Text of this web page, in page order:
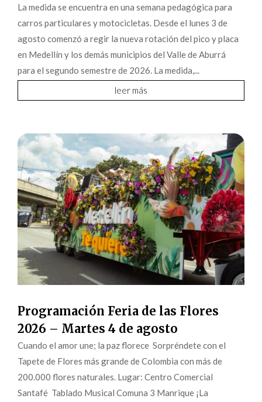
La medida se encuentra en una semana pedagógica para
carros particulares y motocicletas. Desde el lunes 3 de
agosto comenzó a regir la nueva rotación del pico y placa
en Medellín y los demás municipios del Valle de Aburrá
para el segundo semestre de 2026. La medida,...
leer más
Programación Feria de las Flores
2026 – Martes 4 de agosto
Cuando el amor une; la paz florece Sorpréndete con el
Tapete de Flores más grande de Colombia con más de
200.000 flores naturales. Lugar: Centro Comercial
Santafé Tablado Musical Comuna 3 Manrique ¡La